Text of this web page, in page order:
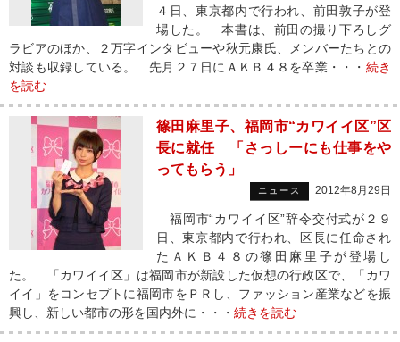
４日、東京都内で行われ、前田敦子が登
場した。 本書は、前田の撮り下ろしグ
ラビアのほか、２万字インタビューや秋元康氏、メンバーたちとの
対談も収録している。 先月２７日にＡＫＢ４８を卒業・・・ 続き
を読む
篠田麻里子、福岡市“カワイイ区”区
長に就任 「さっしーにも仕事をや
ってもらう」
ニュース 2012年8月29日
福岡市“カワイイ区”辞令交付式が２９
日、東京都内で行われ、区長に任命され
たＡＫＢ４８の篠田麻里子が登場し
た。 「カワイイ区」は福岡市が新設した仮想の行政区で、「カワ
イイ」をコンセプトに福岡市をＰＲし、ファッション産業などを振
興し、新しい都市の形を国内外に・・・ 続きを読む